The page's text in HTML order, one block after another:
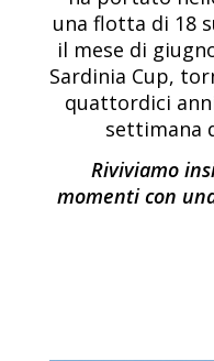
una flotta di 18
il mese di
Sardinia Cup,
quattordici
settimana
Riviviamo
momenti con